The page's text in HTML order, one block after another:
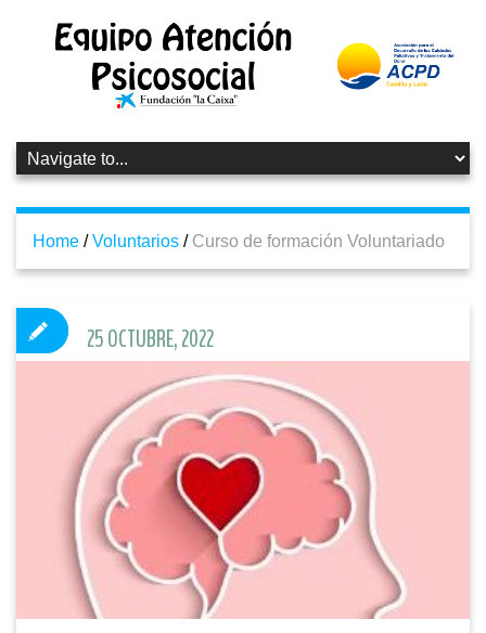
Home / Voluntarios / Curso de formación Voluntariado
25 OCTUBRE, 2022